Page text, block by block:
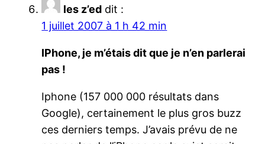
les z’ed dit :
1 juillet 2007 à 1 h 42 min
IPhone, je m’étais dit que je n’en parlerai
pas !
Iphone (157 000 000 résultats dans
Google), certainement le plus gros buzz
ces derniers temps. J’avais prévu de ne